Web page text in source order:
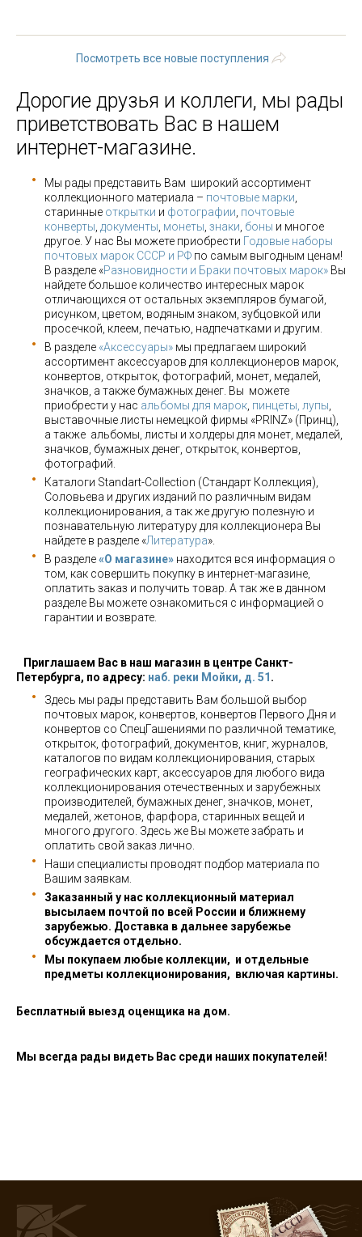
Посмотреть все новые поступления
Дорогие друзья и коллеги, мы рады
приветствовать Вас в нашем
интернет-магазине.
Мы рады представить Вам широкий ассортимент
коллекционного материала – почтовые марки
старинные открытки и фотографии почтовые
конверты документы монеты знаки боны и многое
другое. У нас Вы можете приобрести Годовые наборы
почтовых марок СССР и РФ по самым выгодным ценам!
В разделе «Разновидности и Браки почтовых марок» Вы
найдете большое количество интересных марок
отличающихся от остальных экземпляров бумагой,
рисунком, цветом, водяным знаком, зубцовкой или
просечкой, клеем, печатью, надпечатками и другим.
В разделе «Аксессуары» мы предлагаем широкий
ассортимент аксессуаров для коллекционеров марок,
конвертов, открыток, фотографий, монет, медалей,
значков, а также бумажных денег. Вы можете
приобрести у нас альбомы для марок пинцеты, лупы
выставочные листы немецкой фирмы «PRINZ» (Принц),
а также альбомы, листы и холдеры для монет, медалей,
значков, бумажных денег, открыток, конвертов,
фотографий.
Каталоги Standart-Collection (Стандарт Коллекция),
Соловьева и других изданий по различным видам
коллекционирования, а так же другую полезную и
познавательную литературу для коллекционера Вы
найдете в разделе «Литература».
В разделе«О магазине» находится вся информация о
том, как совершить покупку в интернет-магазине,
оплатить заказ и получить товар. А так же в данном
разделе Вы можете ознакомиться с информацией о
гарантии и возврате.
Приглашаем Вас в наш магазин в центре Санкт-
Петербурга, по адресу: наб. реки Мойки, д. 51 .
Здесь мы рады представить Вам большой выбор
почтовых марок, конвертов, конвертов Первого Дня и
конвертов со СпецГашениями по различной тематике,
открыток, фотографий, документов, книг, журналов,
каталогов по видам коллекционирования, старых
географических карт, аксессуаров для любого вида
коллекционирования отечественных и зарубежных
производителей, бумажных денег, значков, монет,
медалей, жетонов, фарфора, старинных вещей и
многого другого. Здесь же Вы можете забрать и
оплатить свой заказ лично.
Наши специалисты проводят подбор материала по
Вашим заявкам.
Заказанный у нас коллекционный материал
высылаем почтой по всей России и ближнему
зарубежью. Доставка в дальнее зарубежье
обсуждается отдельно.
Мы покупаем любые коллекции, и отдельные
предметы коллекционирования, включая картины.
Бесплатный выезд оценщика на дом.
Мы всегда рады видеть Вас среди наших покупателей!